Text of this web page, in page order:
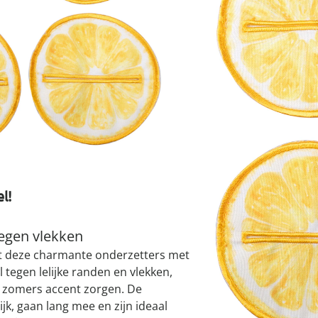
&
Geniale
nu
nu
jetzt
nu
nu
Leverbaar binnen
vlekken
charmante onderzetters met
lelijke randen en vlekken,
accent zorgen. De
gaan lang mee en zijn ideaal